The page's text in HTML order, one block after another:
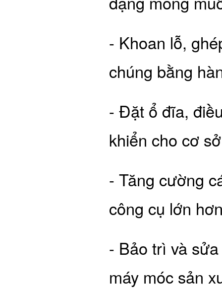
- Khoan lỗ,
chúng bằng
- Đặt ổ đĩa,
khiển cho cơ
- Tăng cường
công cụ lớn
- Bảo trì và
máy móc sản